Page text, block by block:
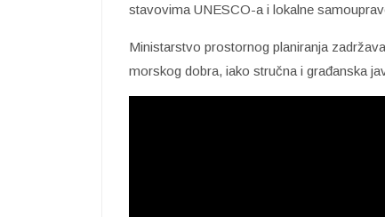
stavovima UNESCO-a i lokalne
Ministarstvo prostornog planiranja
morskog dobra, iako stručna i građanska